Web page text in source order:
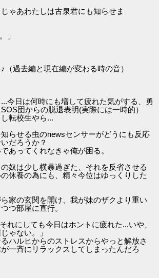
ゃあわたしは古泉君にも知らせま
」
（過去編と現在編が変わる時の音）
今日は何時にも増して疲れた気がする、勇
団からの脱退表明(実際には一時的）
転校生やら...
らせる虫のnewsセンサーがどうにも反応
だろうか？
あってくれなきゃ俺が困る。
奴は少し横暴過ぎた、それを反省させる
休養の為にも、精々今位はゆっくりした
家の玄関を開け、我が妹のザクより重い
つ部屋に直行。
れにしても今日はホントに疲れた...いや、
ゃない。」
ハルヒからのストレスからやっと解放さ
一斉にリラックスしてしまったんだろ